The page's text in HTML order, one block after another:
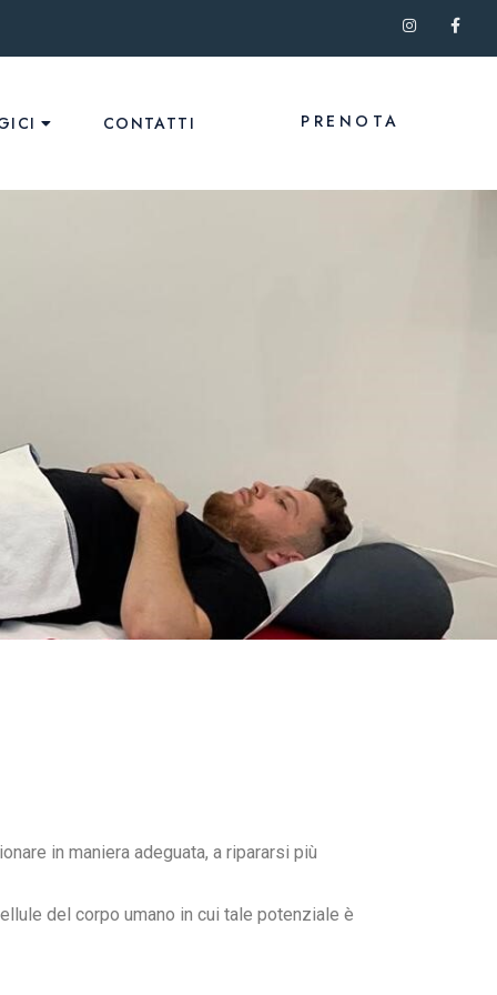
CONTATTI PRENOTA
in maniera adeguata, a ripararsi più
del corpo umano in cui tale potenziale è